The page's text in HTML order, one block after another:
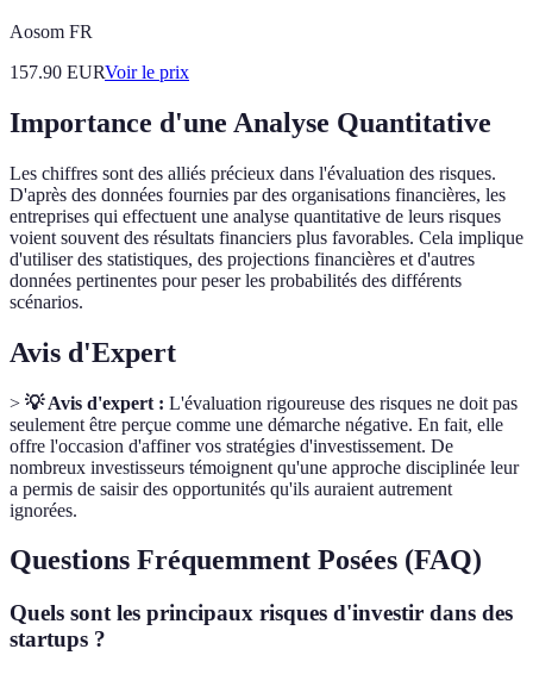
Aosom FR
157.90 EURVoir le prix
Importance d'une Analyse Quantitative
Les chiffres sont des alliés précieux dans l'évaluation des risques.
D'après des données fournies par des organisations financières, les
entreprises qui effectuent une analyse quantitative de leurs risques
voient souvent des résultats financiers plus favorables. Cela implique
d'utiliser des statistiques, des projections financières et d'autres
données pertinentes pour peser les probabilités des différents
scénarios.
Avis d'Expert
> 💡 Avis d'expert : L'évaluation rigoureuse des risques ne doit pas
seulement être perçue comme une démarche négative. En fait, elle
offre l'occasion d'affiner vos stratégies d'investissement. De
nombreux investisseurs témoignent qu'une approche disciplinée leur
a permis de saisir des opportunités qu'ils auraient autrement
ignorées.
Questions Fréquemment Posées (FAQ)
Quels sont les principaux risques d'investir dans des
startups ?